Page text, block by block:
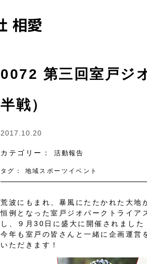
0072 第三回室戸ジ
半戦）
2017.10.20
カテゴリー： 活動報告
タグ： 地域スポーツイベント
荒波にもまれ、暴風にたたかれた大地
恒例となった室戸ジオパークトライア
し、９月30日に盛大に開催されました
今年も室戸の皆さんと一緒に企画運営
いただきます！